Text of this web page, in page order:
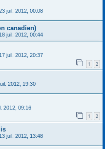
juil. 2012, 00:08
canadien)
18 juil. 2012, 00:44
17 juil. 2012, 20:37
1 2
2012, 19:30
2012, 09:16
1 2
juil. 2012, 13:48